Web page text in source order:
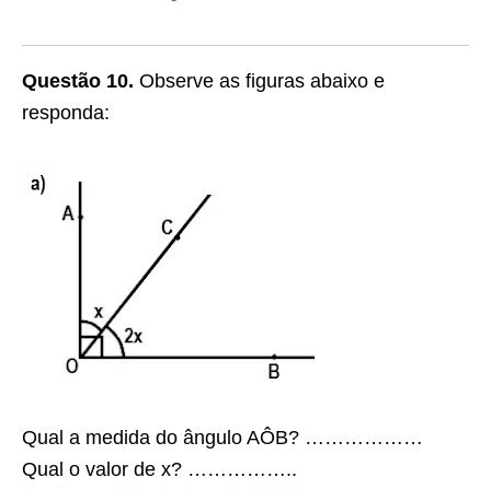
Questão 10. Observe as figuras abaixo e
responda:
Qual a medida do ângulo AÔB? ………………
Qual o valor de x? ……………..